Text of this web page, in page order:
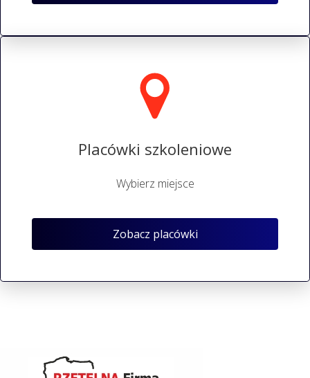
Placówki szkoleniowe
Wybierz miejsce
Zobacz placówki